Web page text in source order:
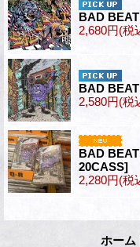
BAD
2,680円(税
BAD
2,580円(税
BAD
20CASS]
2,280円(税
ホーム